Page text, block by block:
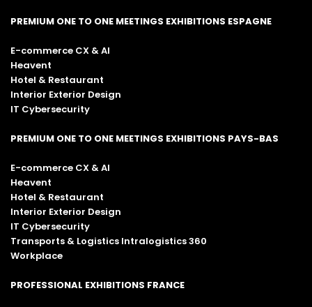
PREMIUM ONE TO ONE MEETINGS EXHIBITIONS ESPAGNE
E-commerce CX & AI
Heavent
Hotel & Restaurant
Interior Exterior Design
IT Cybersecurity
PREMIUM ONE TO ONE MEETINGS EXHIBITIONS PAYS-BAS
E-commerce CX & AI
Heavent
Hotel & Restaurant
Interior Exterior Design
IT Cybersecurity
Transports & Logistics Intralogistics 360
Workplace
PROFESSIONAL EXHIBITIONS FRANCE